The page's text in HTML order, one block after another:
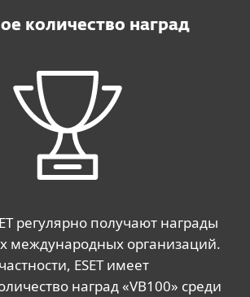
количество наград
регулярно получают награды
международных организаций.
ESET имеет
наград «VB100» среди